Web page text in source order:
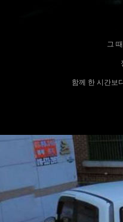
그
함께 한 시간보